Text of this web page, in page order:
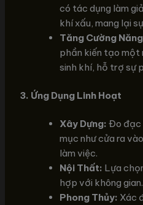
có tác dụng làm
khí xấu, mang lại
Tăng Cường
phần kiến tạo một
sinh khí, hỗ trợ sự
3. Ứng Dụng Linh Hoạt
Xây Dựng: Đo đạc
mục như cửa ra
làm việc.
Nội Thất: Lựa
hợp với không gian.
Phong Thủy: Xác